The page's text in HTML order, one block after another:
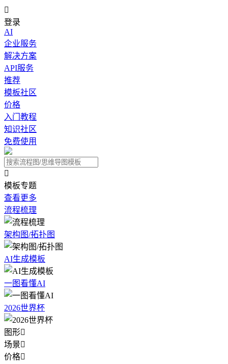

登录
AI
企业服务
解决方案
API服务
推荐
模板社区
价格
入门教程
知识社区
免费使用

模板专题
查看更多
流程梳理
架构图/拓扑图
AI生成模板
一图看懂AI
2026世界杯
图形
场景
价格